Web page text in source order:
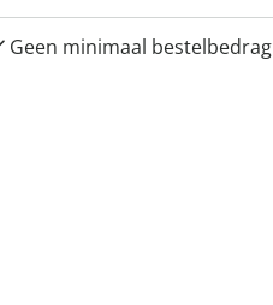
Gratis retour
Geen minimaal bestelbedrag